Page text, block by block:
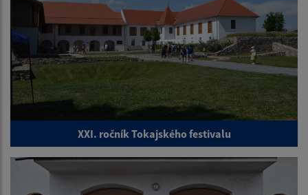
XXI. ročník Tokajského festivalu